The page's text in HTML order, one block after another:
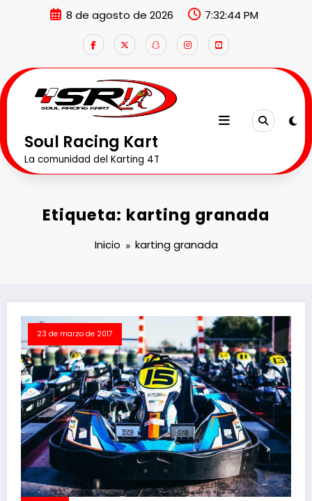
8 de agosto de 2026 7:32:44 PM
Soul Racing Kart
La comunidad del Karting 4T
Etiqueta: karting granada
Inicio karting granada
23 de marzo de 2017